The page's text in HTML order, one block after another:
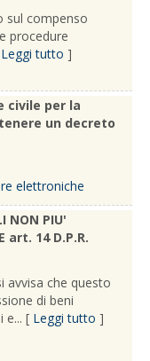
sul compenso
procedure
Leggi tutto ]
civile per la
un decreto
elettroniche
NON PIU'
art. 14 D.P.R.
avvisa che questo
di beni
e... [ Leggi tutto ]